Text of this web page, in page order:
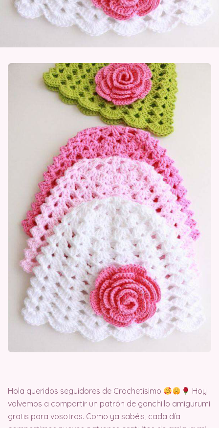
Hola queridos seguidores de Crochetisimo
Hoy
volvemos a compartir un patrón de ganchillo amigurumi
gratis para vosotros. Como ya sabéis, cada día